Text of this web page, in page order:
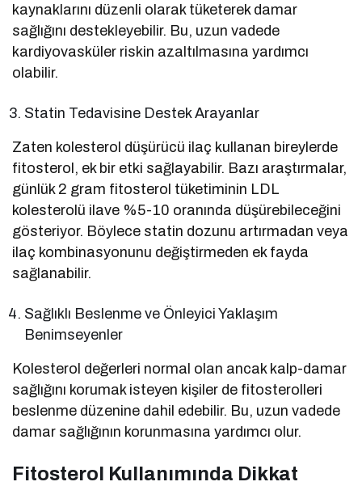
kaynaklarını düzenli olarak tüketerek damar
sağlığını destekleyebilir. Bu, uzun vadede
kardiyovasküler riskin azaltılmasına yardımcı
olabilir.
Statin Tedavisine Destek Arayanlar
Zaten kolesterol düşürücü ilaç kullanan bireylerde
fitosterol, ek bir etki sağlayabilir. Bazı araştırmalar,
günlük 2 gram fitosterol tüketiminin LDL
kolesterolü ilave %5-10 oranında düşürebileceğini
gösteriyor. Böylece statin dozunu artırmadan veya
ilaç kombinasyonunu değiştirmeden ek fayda
sağlanabilir.
Sağlıklı Beslenme ve Önleyici Yaklaşım
Benimseyenler
Kolesterol değerleri normal olan ancak kalp-damar
sağlığını korumak isteyen kişiler de fitosterolleri
beslenme düzenine dahil edebilir. Bu, uzun vadede
damar sağlığının korunmasına yardımcı olur.
Fitosterol Kullanımında Dikkat